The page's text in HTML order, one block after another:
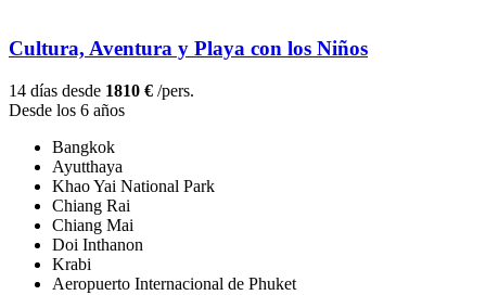
Cultura, Aventura y Playa con los Niños
14 días desde 1810 € /pers.
Desde los 6 años
Bangkok
Ayutthaya
Khao Yai National Park
Chiang Rai
Chiang Mai
Doi Inthanon
Krabi
Aeropuerto Internacional de Phuket